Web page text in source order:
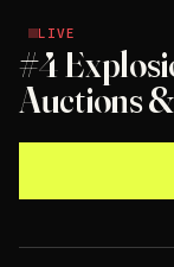
LIVE
LIVE
#4
Auctions